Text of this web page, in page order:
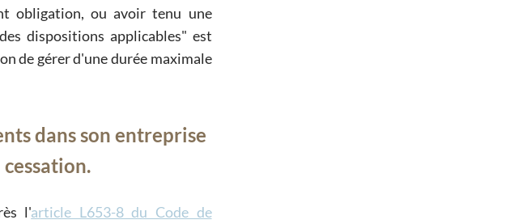
obligation, ou avoir tenu une
dispositions applicables
est
de gérer d'une durée maximale
dans son entreprise
l'article L653-8 du Code de